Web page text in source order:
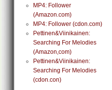
MP4: Follower
(Amazon.com)
MP4: Follower (cdon.com)
Pettinen&Viinikainen:
Searching For Melodies
(Amazon,com)
Pettinen&Viinikainen:
Searching For Melodies
(cdon.con)